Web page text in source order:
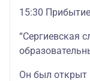
15:30
“Сергиевская
Он был открыт